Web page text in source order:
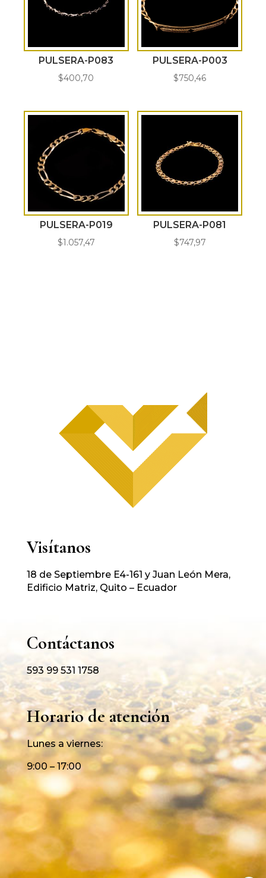
PULSERA-P083
$400,70
PULSERA-P003
$750,46
PULSERA-P019
$1.057,47
PULSERA-P081
$747,97
Visítanos
18 de Septiembre E4-161 y Juan León Mera,
Edificio Matriz, Quito – Ecuador
Contáctanos
593 99 531 1758
Horario de atención
Lunes a viernes:
9:00 – 17:00